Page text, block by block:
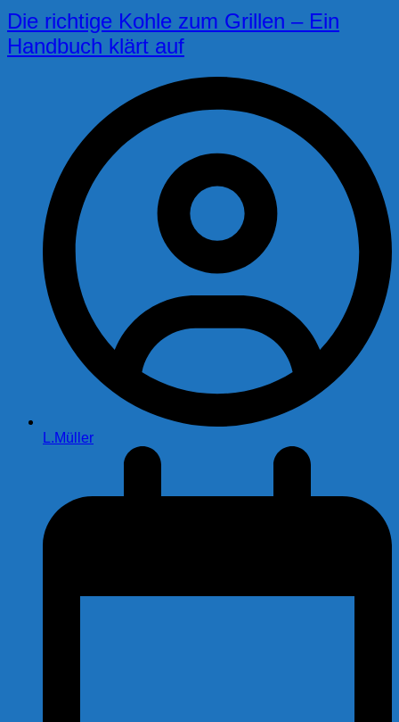
Die richtige Kohle zum Grillen – Ein
Handbuch klärt auf
L.Müller